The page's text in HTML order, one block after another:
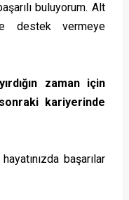
buluyorum. Alt
destek vermeye
zaman için
kariyerinde
başarılar